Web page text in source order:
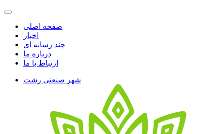
صفحه اصلی
اخبار
چند رسانه ای
درباره ما
ارتباط با ما
شهر صنعتی رشت